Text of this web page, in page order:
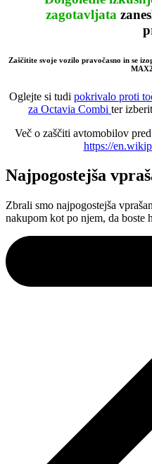
zagotavljata
Zaščitite svoje vozilo pravočasno in se
Oglejte si tudi pokrivalo proti
za Octavia Combi ter
Več o zaščiti avtomobilov
https://
Najpogostejša
Zbrali smo najpogostejša
nakupom kot po njem, da boste